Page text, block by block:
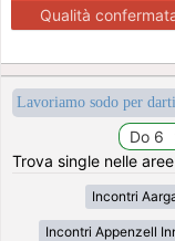
Qualità
Lavoriamo sodo per
Trova single nelle
Incontri
Incontri Appenzell